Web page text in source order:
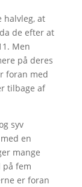
halvleg, at
de efter at
Men
på deres
foran med
tilbage af
syv
en
mange
på fem
er foran